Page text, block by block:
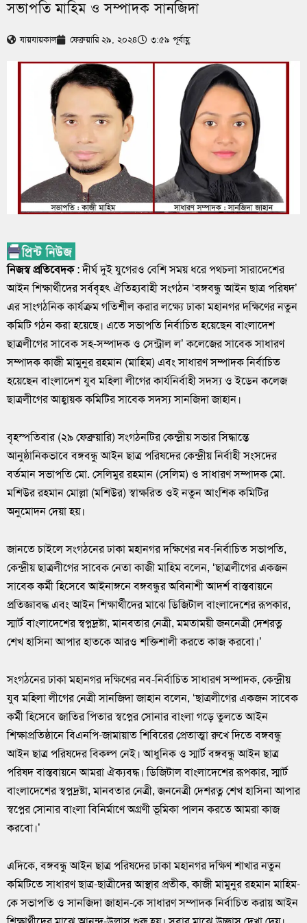
সভাপতি মাহিম ও সম্পাদক সানজিদা
যায়যায়কাল ফেব্রুয়ারি ২৯, ২০২৪ ৩:৫৯ পূর্বাহ্ণ
নিজস্ব প্রতিবেদক: দীর্ঘ দুই যুগেরও বেশি সময় ধরে পথচলা সারাদেশের
আইন শিক্ষার্থীদের সর্ববৃহৎ ঐতিহ্যবাহী সংগঠন ‘বঙ্গবন্ধু আইন ছাত্র পরিষদ’
এর সাংগঠনিক কার্যক্রম গতিশীল করার লক্ষ্যে ঢাকা মহানগর দক্ষিণের নতুন
কমিটি গঠন করা হয়েছে। এতে সভাপতি নির্বাচিত হয়েছেন বাংলাদেশ
ছাত্রলীগের সাবেক সহ-সম্পাদক ও সেন্ট্রাল ল’ কলেজের সাবেক সাধারণ
সম্পাদক কাজী মামুনুর রহমান (মাহিম) এবং সাধারণ সম্পাদক নির্বাচিত
হয়েছেন বাংলাদেশ যুব মহিলা লীগের কার্যনির্বাহী সদস্য ও ইডেন কলেজ
ছাত্রলীগের আহ্বায়ক কমিটির সাবেক সদস্য সানজিদা জাহান।
বৃহস্পতিবার (২৯ ফেব্রুয়ারি) সংগঠনটির কেন্দ্রীয় সভার সিদ্ধান্তে
আনুষ্ঠানিকভাবে বঙ্গবন্ধু আইন ছাত্র পরিষদের কেন্দ্রীয় নির্বাহী সংসদের
বর্তমান সভাপতি মো. সেলিমুর রহমান (সেলিম) ও সাধারণ সম্পাদক মো.
মশিউর রহমান মোল্লা (মশিউর) স্বাক্ষরিত ওই নতুন আংশিক কমিটির
অনুমোদন দেয়া হয়।
জানতে চাইলে সংগঠনের ঢাকা মহানগর দক্ষিণের নব-নির্বাচিত সভাপতি,
কেন্দ্রীয় ছাত্রলীগের সাবেক নেতা কাজী মাহিম বলেন, ‘ছাত্রলীগের একজন
সাবেক কর্মী হিসেবে আইনাঙ্গনে বঙ্গবন্ধুর অবিনাশী আদর্শ বাস্তবায়নে
প্রতিজ্ঞাবদ্ধ এবং আইন শিক্ষার্থীদের মাঝে ডিজিটাল বাংলাদেশের রূপকার,
স্মার্ট বাংলাদেশের স্বপ্নদ্রষ্টা, মানবতার নেত্রী, মমতাময়ী জননেত্রী দেশরত্ন
শেখ হাসিনা আপার হাতকে আরও শক্তিশালী করতে কাজ করবো।’
সংগঠনের ঢাকা মহানগর দক্ষিণের নব-নির্বাচিত সাধারণ সম্পাদক, কেন্দ্রীয়
যুব মহিলা লীগের নেত্রী সানজিদা জাহান বলেন, ‘ছাত্রলীগের একজন সাবেক
কর্মী হিসেবে জাতির পিতার স্বপ্নের সোনার বাংলা গড়ে তুলতে আইন
শিক্ষাপ্রতিষ্ঠানে বিএনপি-জামায়াত শিবিরের প্রেতাত্মা রুখে দিতে বঙ্গবন্ধু
আইন ছাত্র পরিষদের বিকল্প নেই। আধুনিক ও স্মার্ট বঙ্গবন্ধু আইন ছাত্র
পরিষদ বাস্তবায়নে আমরা ঐক্যবদ্ধ। ডিজিটাল বাংলাদেশের রূপকার, স্মার্ট
বাংলাদেশের স্বপ্নদ্রষ্টা, মানবতার নেত্রী, জননেত্রী দেশরত্ন শেখ হাসিনা আপার
স্বপ্নের সোনার বাংলা বিনির্মাণে অগ্রণী ভূমিকা পালন করতে আমরা কাজ
করবো।’
এদিকে, বঙ্গবন্ধু আইন ছাত্র পরিষদের ঢাকা মহানগর দক্ষিণ শাখার নতুন
কমিটিতে সাধারণ ছাত্র-ছাত্রীদের আস্থার প্রতীক, কাজী মামুনুর রহমান মাহিম-
কে সভাপতি ও সানজিদা জাহান-কে সাধারণ সম্পাদক নির্বাচিত করায় আইন